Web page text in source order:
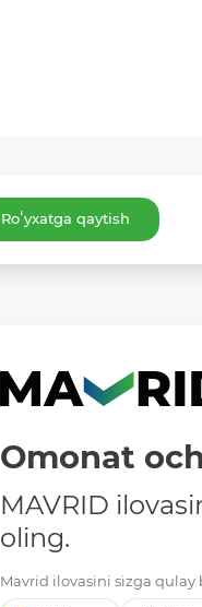
Roʻyxatga qaytish
Omonat
MAVRID
oling.
Mavrid ilovasini sizga qulay